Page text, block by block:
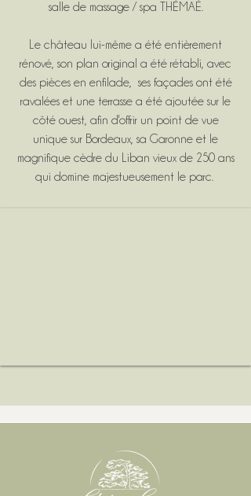
salle de massage / spa THÉMAÉ.
Le château lui-même a été entièrement
rénové, son plan original a été rétabli, avec
des pièces en enfilade, ses façades ont été
ravalées et une terrasse a été ajoutée sur le
côté ouest, afin d'offrir un point de vue
unique sur Bordeaux, sa Garonne et le
magnifique cèdre du Liban vieux de 250 ans
qui domine majestueusement le parc.